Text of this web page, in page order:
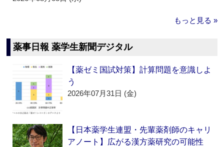
もっと見る »
薬事日報 薬学生新聞デジタル
【薬ゼミ国試対策】計算問題を意識しよ
う
2026年07月31日 (金)
【日本薬学生連盟・先輩薬剤師のキャリ
アノート】広がる漢方薬研究の可能性